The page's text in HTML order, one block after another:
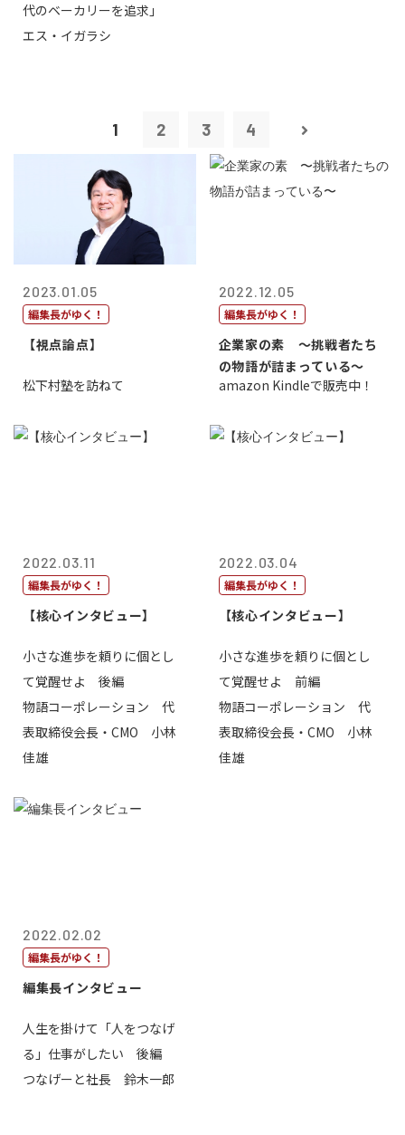
代のベーカリーを追求」
エス・イガラシ
1 2 3 4
2023.01.05
編集長がゆく！
【視点論点】
松下村塾を訪ねて
2022.12.05
編集長がゆく！
企業家の素 〜挑戦者たち
の物語が詰まっている〜
amazon Kindleで販売中！
2022.03.11
編集長がゆく！
【核心インタビュー】
小さな進歩を頼りに個とし
て覚醒せよ 後編
物語コーポレーション 代
表取締役会長・CMO 小林
佳雄
2022.03.04
編集長がゆく！
【核心インタビュー】
小さな進歩を頼りに個とし
て覚醒せよ 前編
物語コーポレーション 代
表取締役会長・CMO 小林
佳雄
2022.02.02
編集長がゆく！
編集長インタビュー
人生を掛けて「人をつなげ
る」仕事がしたい 後編
つなげーと社長 鈴木一郎